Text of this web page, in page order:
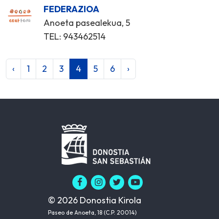
FEDERAZIOA
Anoeta pasealekua, 5
TEL: 943462514
‹ 1 2 3 4 5 6 ›
© 2026 Donostia Kirola
Paseo de Anoeta, 18 (C.P. 20014)